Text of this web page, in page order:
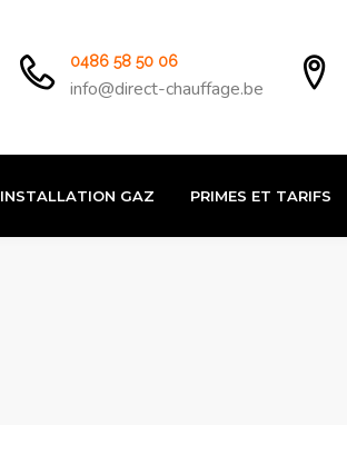
0486 58 50 06
info@direct-chauffage.be
INSTALLATION GAZ PRIMES ET TARIFS